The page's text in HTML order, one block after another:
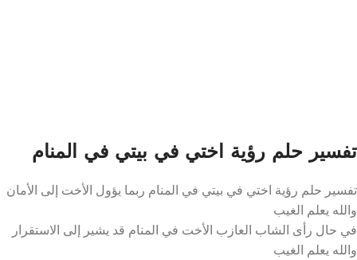
تفسير حلم رؤية اختي في بيتي في المنام
تفسير حلم رؤية اختي في بيتي في المنام ربما يؤول الأخت إلى الأمان
والله يعلم الغيب
في حال رأى الشاب العازب الأخت في المنام قد يشير إلى الاستقرار
والله يعلم الغيب